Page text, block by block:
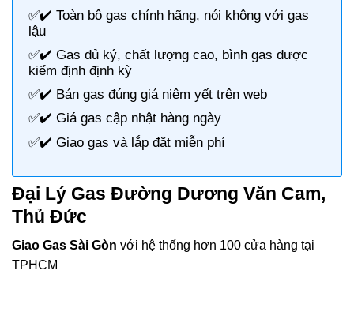
✅✔️ Toàn bộ gas chính hãng, nói không với gas
lậu
✅✔️ Gas đủ ký, chất lượng cao, bình gas được
kiểm định định kỳ
✅✔️ Bán gas đúng giá niêm yết trên web
✅✔️ Giá gas cập nhật hàng ngày
✅✔️ Giao gas và lắp đặt miễn phí
Đại Lý Gas Đường Dương Văn Cam,
Thủ Đức
Giao Gas Sài Gòn với hệ thống hơn 100 cửa hàng tại
TPHCM